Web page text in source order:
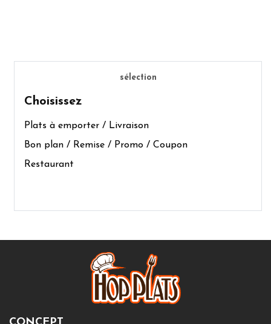
sélection
Choisissez
Plats à emporter / Livraison
Bon plan / Remise / Promo / Coupon
Restaurant